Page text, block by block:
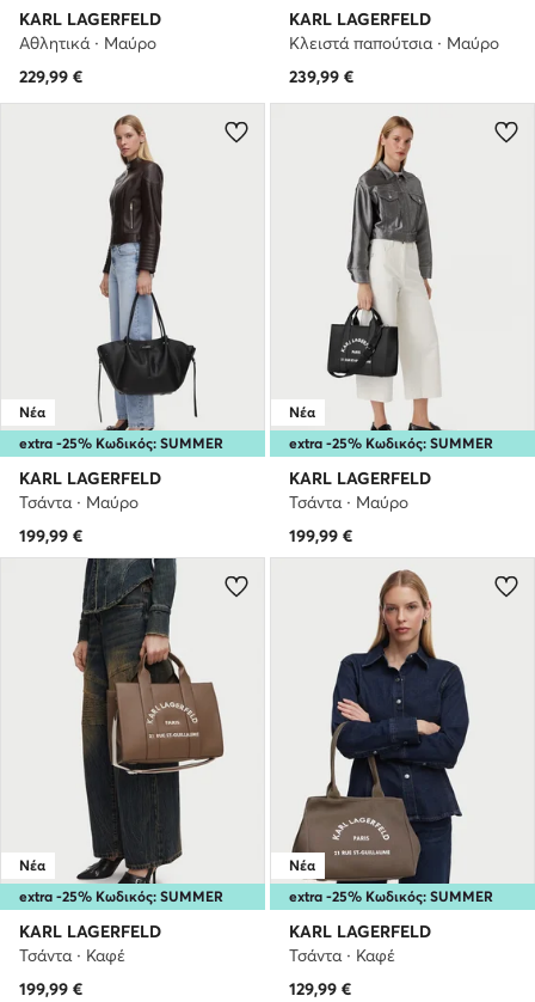
KARL LAGERFELD
Αθλητικά · Μαύρο
229,99 €
KARL LAGERFELD
Κλειστά παπούτσια · Μαύρο
239,99 €
extra -25% Κωδικός: SUMMER
Νέα
KARL LAGERFELD
Τσάντα · Μαύρο
199,99 €
extra -25% Κωδικός: SUMMER
Νέα
KARL LAGERFELD
Τσάντα · Μαύρο
199,99 €
extra -25% Κωδικός: SUMMER
Νέα
KARL LAGERFELD
Τσάντα · Καφέ
199,99 €
extra -25% Κωδικός: SUMMER
Νέα
KARL LAGERFELD
Τσάντα · Καφέ
129,99 €